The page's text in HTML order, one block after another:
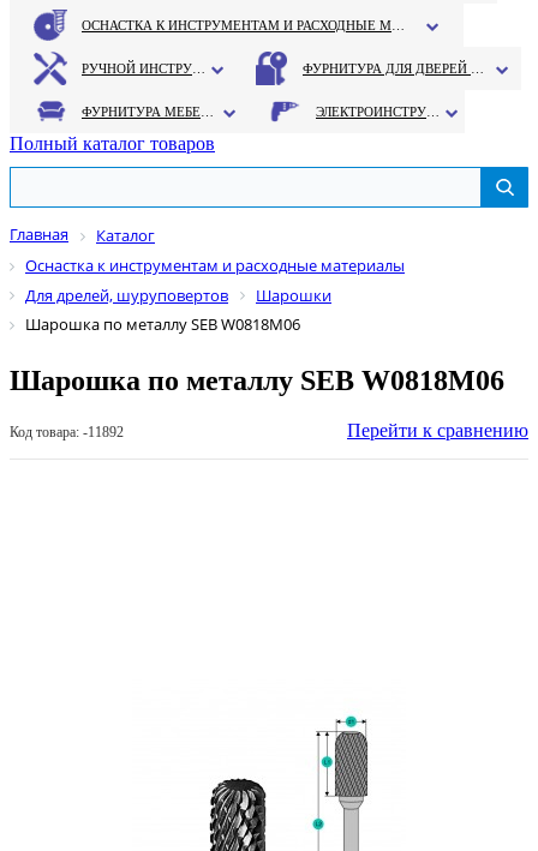
Полный каталог товаров
Главная
Каталог
Оснастка к инструментам и расходные материалы
Для дрелей, шуруповертов
Шарошки
Шарошка по металлу SEB W0818М06
Шарошка по металлу SEB W0818М06
Код товара: -11892 Перейти к сравнению